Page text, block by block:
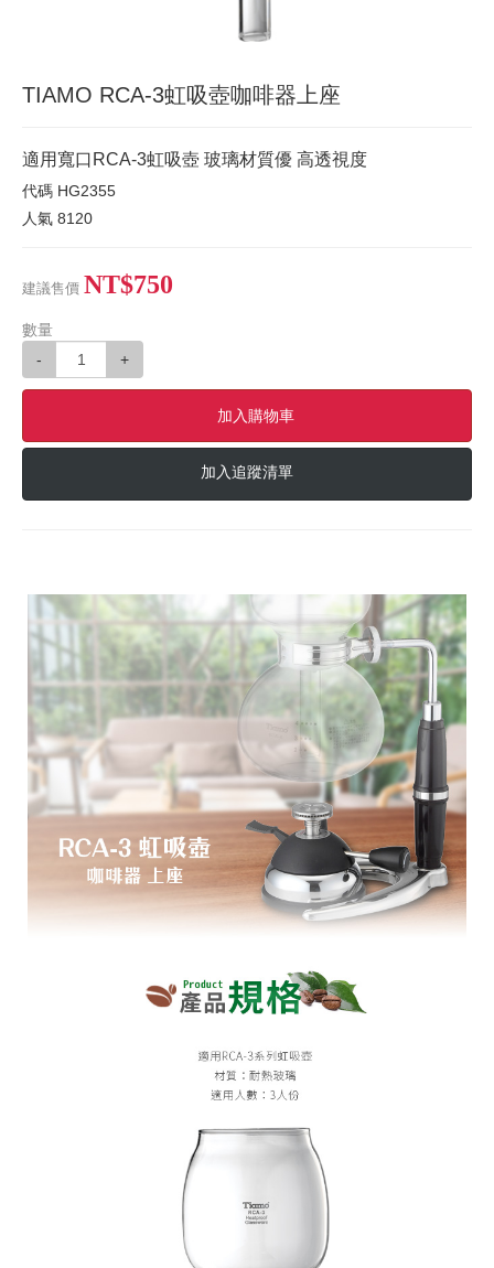
TIAMO RCA-3虹吸壺咖啡器上座
適用寬口RCA-3虹吸壺 玻璃材質優 高透視度
代碼 HG2355
人氣 8120
建議售價 NT$750
數量
-
+
加入購物車
加入追蹤清單